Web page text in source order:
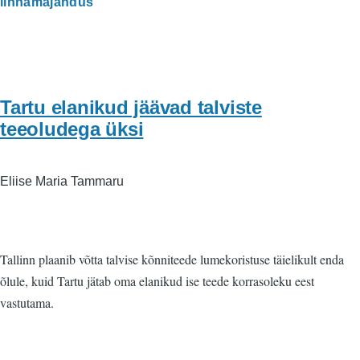
Tartu elanikud jäävad talviste
teeoludega üksi
Eliise Maria Tammaru
Tallinn plaanib võtta talvise kõnniteede lumekoristuse täielikult enda
õlule, kuid Tartu jätab oma elanikud ise teede korrasoleku eest
vastutama.